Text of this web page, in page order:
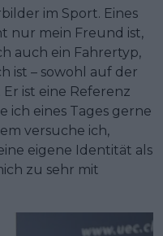
im Sport. Eines
nur mein Freund ist,
auch ein Fahrertyp,
ist – sowohl auf der
ist eine Referenz
eines Tages gerne
versuche ich,
eigene Identität als
zu sehr mit